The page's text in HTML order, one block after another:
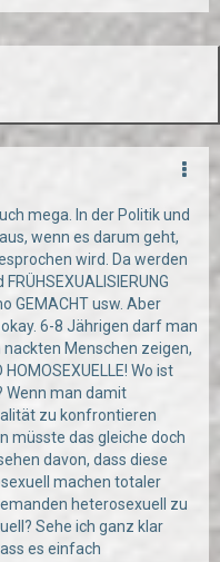
mega. In der Politik und
wenn es darum geht,
wird. Da werden
GEMACHT usw. Aber
6-8 Jährigen darf man
Menschen zeigen,
Wo ist
Wenn man damit
zu konfrontieren
müsste das gleiche doch
davon, dass diese
machen totaler
heterosexuell zu
Sehe ich ganz klar
es einfach